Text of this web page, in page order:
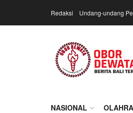
Redaksi Undang-undang
NASIONAL